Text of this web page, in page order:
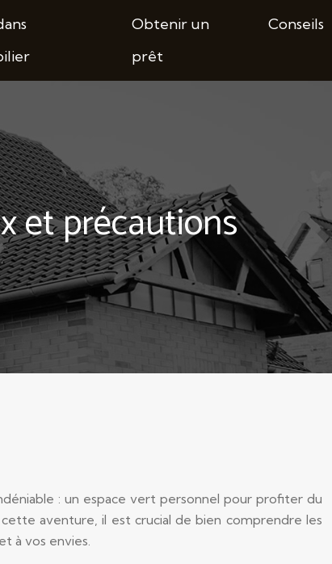
Obtenir un
prêt
Conseils
et précautions
: un espace vert personnel pour profiter du
aventure, il est crucial de bien comprendre les
à vos envies.